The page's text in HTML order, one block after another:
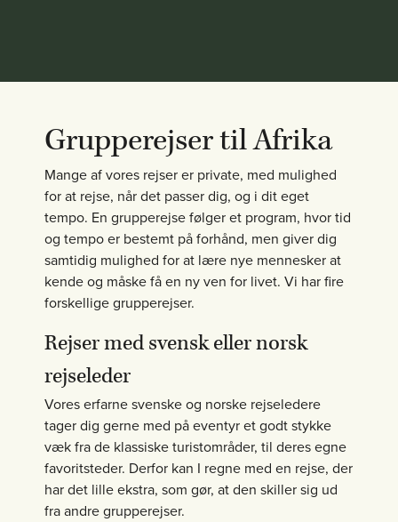
Grupperejser til Afrika
Mange af vores rejser er private, med mulighed
for at rejse, når det passer dig, og i dit eget
tempo. En grupperejse følger et program, hvor tid
og tempo er bestemt på forhånd, men giver dig
samtidig mulighed for at lære nye mennesker at
kende og måske få en ny ven for livet. Vi har fire
forskellige grupperejser.
Rejser med svensk eller norsk
rejseleder
Vores erfarne svenske og norske rejseledere
tager dig gerne med på eventyr et godt stykke
væk fra de klassiske turistområder, til deres egne
favoritsteder. Derfor kan I regne med en rejse, der
har det lille ekstra, som gør, at den skiller sig ud
fra andre grupperejser.